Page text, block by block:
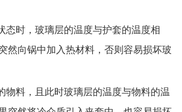
态时，玻璃层的温度与护套的温度相
然向锅中加入热材料，否则容易损坏玻
物料，且此时玻璃层的温度与物料的温